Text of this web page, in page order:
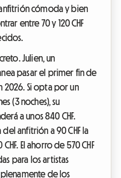
cómoda y bien
entre 70 y 120 CHF
Julien, un
pasar el primer fin de
2026. Si opta por un
(3 noches), su
a unos 840 CHF.
anfitrión a 90 CHF la
El ahorro de 570 CHF
para los artistas
de los